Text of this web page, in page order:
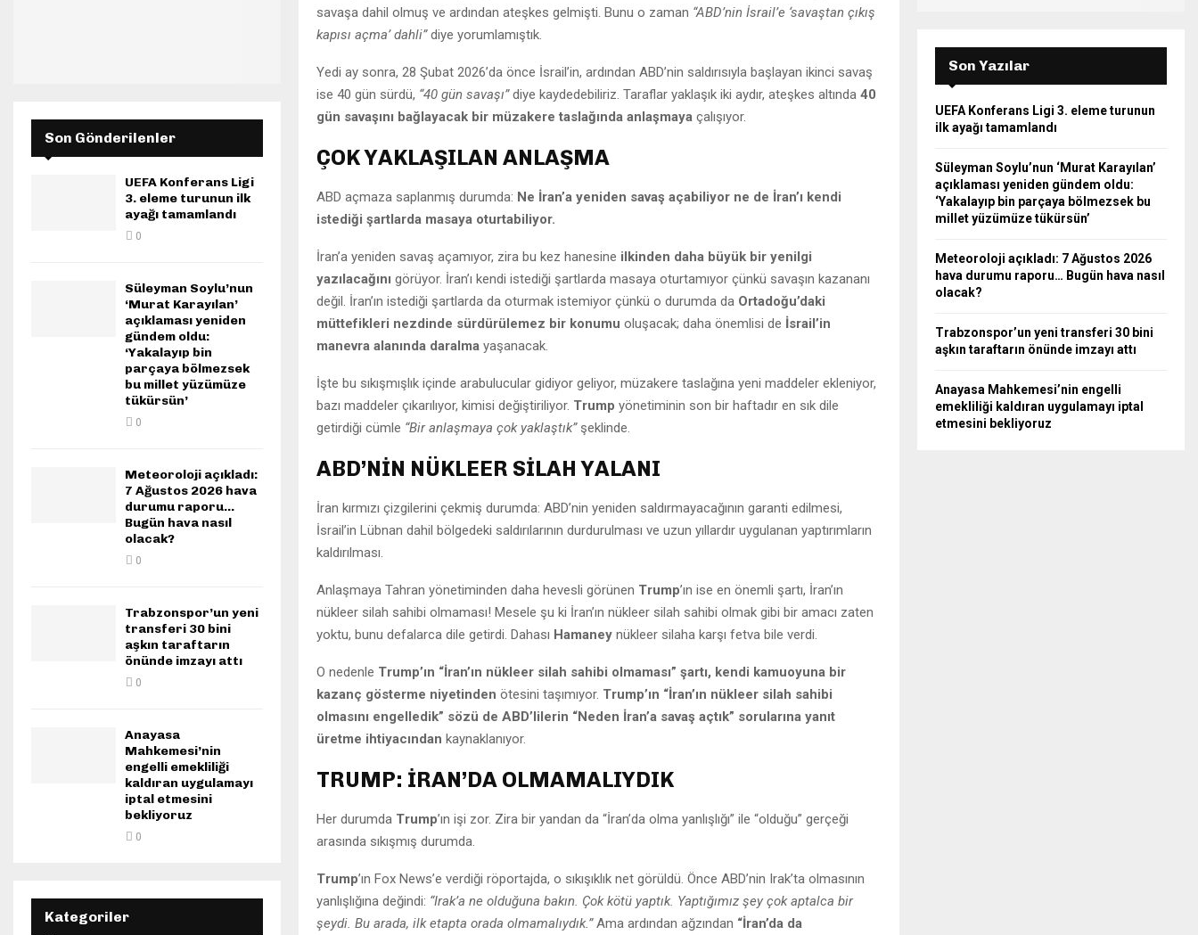
savaşa dahil olmuş ve ardından ateşkes gelmişti. Bunu o zaman “ABD’nin İsrail’e ‘savaştan çıkış
kapısı açma’ dahli”diye yorumlamıştık.
Yedi ay sonra, 28 Şubat 2026’da önce İsrail’in, ardından ABD’nin saldırısıyla başlayan ikinci savaş
ise 40 gün sürdü, “40 gün savaşı”diye kaydedebiliriz. Taraflar yaklaşık iki aydır, ateşkes altında 40
gün savaşını bağlayacak bir müzakere taslağında anlaşmaya çalışıyor.
ÇOK YAKLAŞILAN ANLAŞMA
ABD açmaza saplanmış durumda: Ne İran’a yeniden savaş açabiliyor ne de İran’ı kendi
istediği şartlarda masaya oturtabiliyor.
İran’a yeniden savaş açamıyor, zira bu kez hanesine ilkinden daha büyük bir yenilgi
yazılacağını görüyor. İran’ı kendi istediği şartlarda masaya oturtamıyor çünkü savaşın kazananı
değil. İran’ın istediği şartlarda da oturmak istemiyor çünkü o durumda da Ortadoğu’daki
müttefikleri nezdinde sürdürülemez bir konumu oluşacak; daha önemlisi de İsrail’in
manevra alanında daralma yaşanacak.
İşte bu sıkışmışlık içinde arabulucular gidiyor geliyor, müzakere taslağına yeni maddeler ekleniyor,
bazı maddeler çıkarılıyor, kimisi değiştiriliyor. Trump yönetiminin son bir haftadır en sık dile
getirdiği cümle “Bir anlaşmaya çok yaklaştık”şeklinde.
ABD’NİN NÜKLEER SİLAH YALANI
İran kırmızı çizgilerini çekmiş durumda: ABD’nin yeniden saldırmayacağının garanti edilmesi,
İsrail’in Lübnan dahil bölgedeki saldırılarının durdurulması ve uzun yıllardır uygulanan yaptırımların
kaldırılması.
Anlaşmaya Tahran yönetiminden daha hevesli görünen Trump’ın ise en önemli şartı, İran’ın
nükleer silah sahibi olmaması! Mesele şu ki İran’ın nükleer silah sahibi olmak gibi bir amacı zaten
yoktu, bunu defalarca dile getirdi. Dahası Hamaney nükleer silaha karşı fetva bile verdi.
O nedenle Trump’ın “İran’ın nükleer silah sahibi olmaması” şartı, kendi kamuoyuna bir
kazanç gösterme niyetinden ötesini taşımıyor. Trump’ın “İran’ın nükleer silah sahibi
olmasını engelledik” sözü de ABD’lilerin “Neden İran’a savaş açtık” sorularına yanıt
üretme ihtiyacından kaynaklanıyor.
TRUMP: İRAN’DA OLMAMALIYDIK
Her durumda Trump’ın işi zor. Zira bir yandan da “İran’da olma yanlışlığı” ile “olduğu” gerçeği
arasında sıkışmış durumda.
Trump’ın Fox News’e verdiği röportajda, o sıkışıklık net görüldü. Önce ABD’nin Irak’ta olmasının
yanlışlığına değindi: “Irak’a ne olduğuna bakın. Çok kötü yaptık. Yaptığımız şey çok aptalca bir
şeydi. Bu arada, ilk etapta orada olmamalıydık.”Ama ardından ağzından “İran’da da
Son Gönderilenler
UEFA Konferans Ligi
3. eleme turunun ilk
ayağı tamamlandı
0
Süleyman Soylu’nun
‘Murat Karayılan’
açıklaması yeniden
gündem oldu:
‘Yakalayıp bin
parçaya bölmezsek
bu millet yüzümüze
tükürsün’
0
Meteoroloji açıkladı:
7 Ağustos 2026 hava
durumu raporu…
Bugün hava nasıl
olacak?
0
Trabzonspor’un yeni
transferi 30 bini
aşkın taraftarın
önünde imzayı attı
0
Anayasa
Mahkemesi’nin
engelli emekliliği
kaldıran uygulamayı
iptal etmesini
bekliyoruz
0
Kategoriler
Son Yazılar
UEFA Konferans Ligi 3. eleme turunun
ilk ayağı tamamlandı
Süleyman Soylu’nun ‘Murat Karayılan’
açıklaması yeniden gündem oldu:
‘Yakalayıp bin parçaya bölmezsek bu
millet yüzümüze tükürsün’
Meteoroloji açıkladı: 7 Ağustos 2026
hava durumu raporu… Bugün hava nasıl
olacak?
Trabzonspor’un yeni transferi 30 bini
aşkın taraftarın önünde imzayı attı
Anayasa Mahkemesi’nin engelli
emekliliği kaldıran uygulamayı iptal
etmesini bekliyoruz